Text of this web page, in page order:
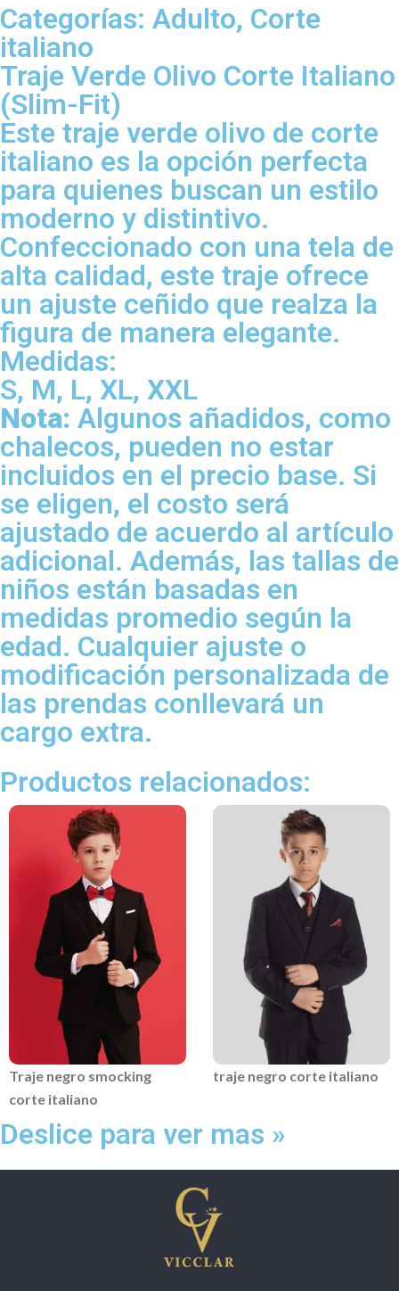
Categorías: Adulto, Corte
italiano
Traje Verde Olivo Corte Italiano
(Slim-Fit)
Este traje verde olivo de corte
italiano es la opción perfecta
para quienes buscan un estilo
moderno y distintivo.
Confeccionado con una tela de
alta calidad, este traje ofrece
un ajuste ceñido que realza la
figura de manera elegante.
Medidas:
S, M, L, XL, XXL
Nota: Algunos añadidos, como
chalecos, pueden no estar
incluidos en el precio base. Si
se eligen, el costo será
ajustado de acuerdo al artículo
adicional. Además, las tallas de
niños están basadas en
medidas promedio según la
edad. Cualquier ajuste o
modificación personalizada de
las prendas conllevará un
cargo extra.
Productos relacionados:
negro smocking
italiano
traje negro corte italiano
Deslice para ver mas »